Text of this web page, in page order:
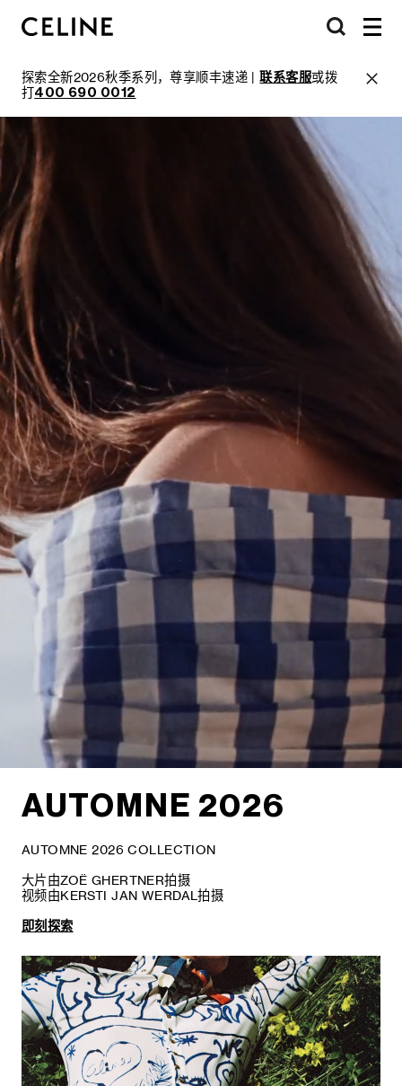
探索全新2026秋季系列，尊享顺丰速递 |联系客服或拨
打400 690 0012
AUTOMNE 2026
AUTOMNE 2026 COLLECTION
大片由ZOË GHERTNER拍摄
视频由KERSTI JAN WERDAL拍摄
即刻探索